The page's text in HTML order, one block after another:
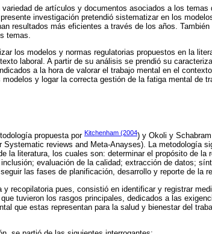
de artículos y documentos asociados a los
investigación pretendió sistematizar en los
resultados más eficientes a través de los años.
temas.
los modelos y normas regulatorias propuestos en la
laboral. A partir de su análisis se prendió su
a la hora de valorar el trabajo mental en el
y logar la correcta gestión de la fatiga mental de
propuesta por Kitchenham (2004) y Okoli y
Systematic reviews and Meta-Anayses). La metodología
la literatura, los cuales son: determinar el propósito de la
evaluación de la calidad; extracción de datos;
las fases de planificación, desarrollo y reporte de la
recopilatoria pues, consistió en identificar y registrar
tuvieron los rasgos principales, dedicados a las
que estas representan para la salud y bienestar del